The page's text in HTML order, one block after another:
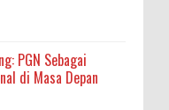
PGN Sebagai
di Masa Depan